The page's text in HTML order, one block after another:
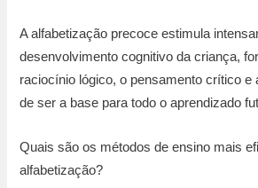
A alfabetização precoce estimula
desenvolvimento cognitivo da criança,
raciocínio lógico, o pensamento crítico e
de ser a base para todo o aprendizado
Quais são os métodos de ensino mais
alfabetização?